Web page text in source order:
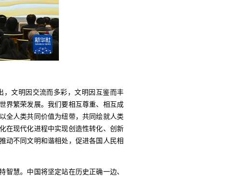
，文明因交流而多彩，文明因互鉴而丰
界繁荣发展。我们要相互尊重、相互成
全人类共同价值为纽带，共同绘就人类
在现代化进程中实现创造性转化、创新
动不同文明和谐相处，促进各国人民相
慧。中国将坚定站在历史正确一边、